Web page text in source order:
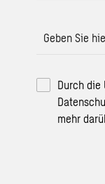
Geben Sie
Durch die
mehr